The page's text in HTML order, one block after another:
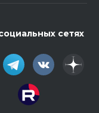
сетях